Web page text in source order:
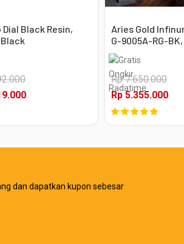
Dial Black Resin,
Aries Gold
G-9005A-RG-
Rose Gold
Rp 7.650.000
Rp 5.355.000
dan dapatkan kupon sebesar